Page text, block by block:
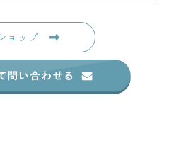
ョップ